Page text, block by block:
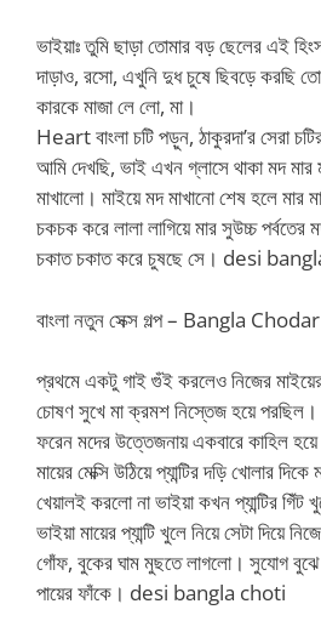
ভাইয়াঃ তুমি ছাড়া তোমার বড় ছেলের এই
দাড়াও, রসো, এখুনি দুধ চুষে ছিবড়ে করছি
কারকে মাজা লে লো, মা।
Heart বাংলা চটি পড়ুন, ঠাকুরদা’র সেরা
আমি দেখছি, ভাই এখন গ্লাসে থাকা মদ মার
মাখালো। মাইয়ে মদ মাখানো শেষ হলে
চকচক করে লালা লাগিয়ে মার সুউচ্চ
চকাত চকাত করে চুষছে সে। desi
বাংলা নতুন সেক্স গল্প – Bangla
প্রথমে একটু গাই গুঁই করলেও নিজের মাইয়ের
চোষণ সুখে মা ক্রমশ নিস্তেজ হয়ে
ফরেন মদের উত্তেজনায় একবারে কাহিল
মায়ের মেক্সি উঠিয়ে প্যান্টির দড়ি খোলার
খেয়ালই করলো না ভাইয়া কখন প্যান্টির
ভাইয়া মায়ের প্যান্টি খুলে নিয়ে সেটা দিয়ে
গোঁফ, বুকের ঘাম মুছতে লাগলো। সুযোগ বুঝে
পায়ের ফাঁকে। desi bangla choti